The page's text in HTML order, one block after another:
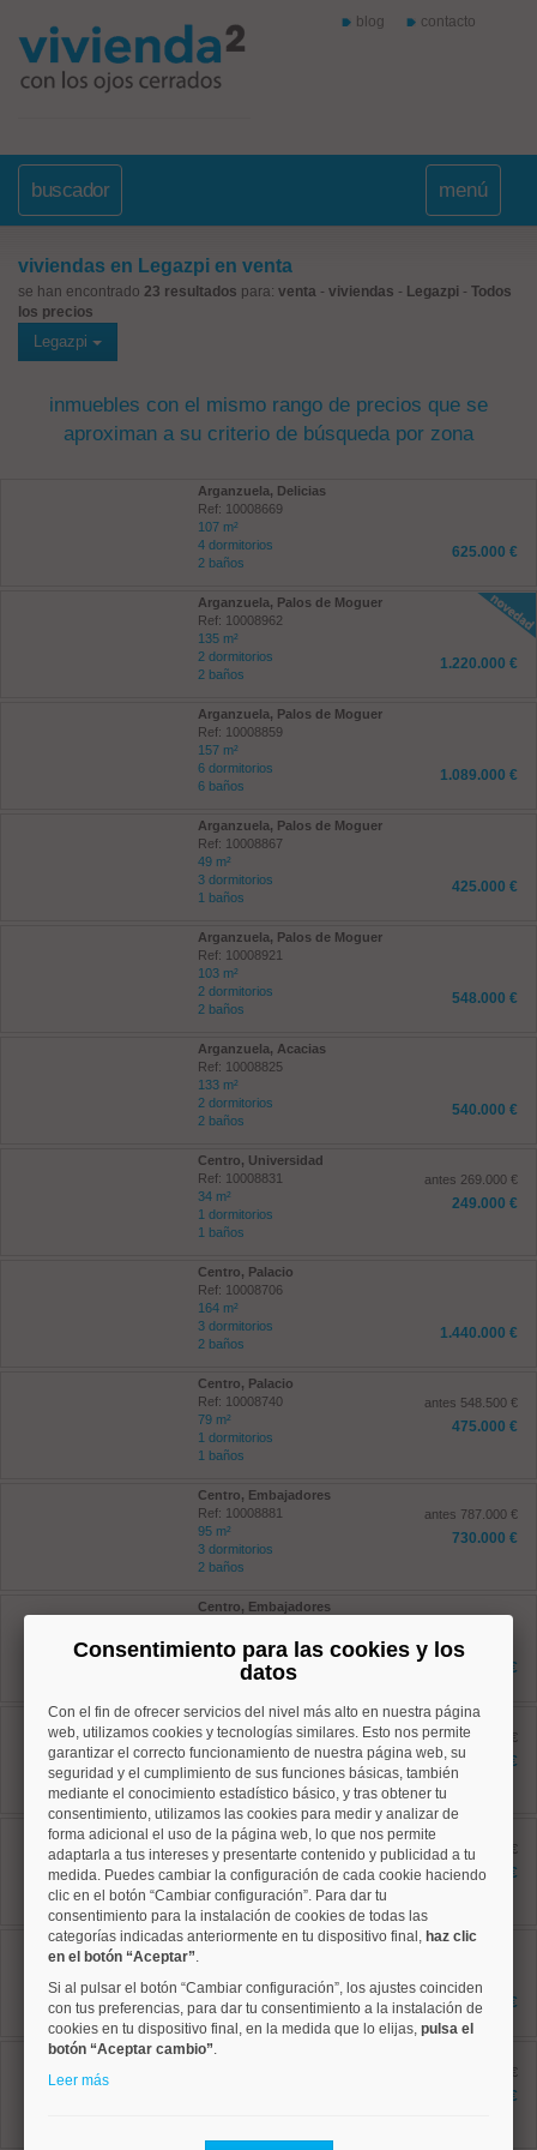
blog contacto
buscador menú
viviendas en Legazpi en venta
se han encontrado 23 resultados para: venta - viviendas - Legazpi - Todos
los precios
Legazpi
inmuebles con el mismo rango de precios que se
aproximan a su criterio de búsqueda por zona
Arganzuela, Delicias
Ref: 10008669
107 m²
4 dormitorios
2 baños
625.000 €
Arganzuela, Palos de Moguer
Ref: 10008962
135 m²
2 dormitorios
2 baños
1.220.000 €
Arganzuela, Palos de Moguer
Ref: 10008859
157 m²
6 dormitorios
6 baños
1.089.000 €
Arganzuela, Palos de Moguer
Ref: 10008867
49 m²
3 dormitorios
1 baños
425.000 €
Arganzuela, Palos de Moguer
Ref: 10008921
103 m²
2 dormitorios
2 baños
548.000 €
Arganzuela, Acacias
Ref: 10008825
133 m²
2 dormitorios
2 baños
540.000 €
Centro, Universidad
Ref: 10008831
34 m²
1 dormitorios
1 baños
antes 269.000 €
249.000 €
Centro, Palacio
Ref: 10008706
164 m²
3 dormitorios
2 baños
1.440.000 €
Centro, Palacio
Ref: 10008740
79 m²
1 dormitorios
1 baños
antes 548.500 €
475.000 €
Centro, Embajadores
Ref: 10008881
95 m²
3 dormitorios
2 baños
antes 787.000 €
730.000 €
Centro, Embajadores
59 m²
1 dormitorios
1 baños
425.000 €
Centro, Universidad
Ref: 10008882
118 m²
5 dormitorios
2 baños
antes 849.960 €
799.960 €
Centro, Justicia
Ref: 10008796
34 m²
1 dormitorios
1 baños
antes 369.000 €
302.300 €
Centro, Palacio
Ref: 10008892
3 dormitorios
1 baños
730.000 €
Centro, Sol
antes 469.000 €
361.000 €
Consentimiento para las cookies y los
datos
Con el fin de ofrecer servicios del nivel más alto en nuestra página
web, utilizamos cookies y tecnologías similares. Esto nos permite
garantizar el correcto funcionamiento de nuestra página web, su
seguridad y el cumplimiento de sus funciones básicas, también
mediante el conocimiento estadístico básico, y tras obtener tu
consentimiento, utilizamos las cookies para medir y analizar de
forma adicional el uso de la página web, lo que nos permite
adaptarla a tus intereses y presentarte contenido y publicidad a tu
medida. Puedes cambiar la configuración de cada cookie haciendo
clic en el botón “Cambiar configuración”. Para dar tu
consentimiento para la instalación de cookies de todas las
categorías indicadas anteriormente en tu dispositivo final, haz clic
en el botón “Aceptar”.
Si al pulsar el botón “Cambiar configuración”, los ajustes coinciden
con tus preferencias, para dar tu consentimiento a la instalación de
cookies en tu dispositivo final, en la medida que lo elijas, pulsa el
botón “Aceptar cambio”.
Leer más